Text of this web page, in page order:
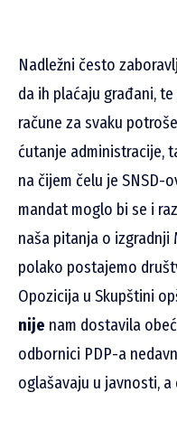
Nadležni često
da ih plaćaju građani,
račune za svaku
ćutanje administracije,
na čijem čelu je SNSD-
mandat moglo bi se i
naša pitanja o izgradnji
polako postajemo
Opozicija u Skupštini
nije nam dostavila
odbornici PDP-a
oglašavaju u javnosti,